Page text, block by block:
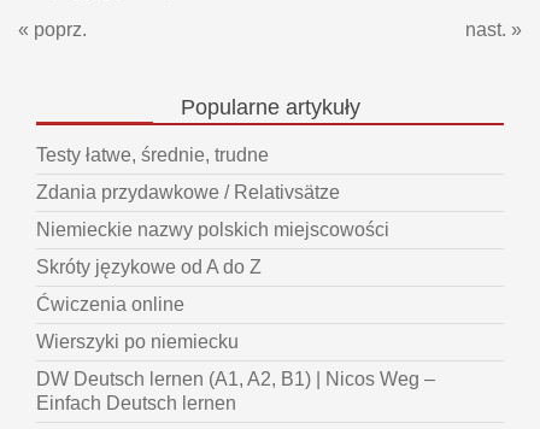
« poprz. nast. »
Popularneartykuły
Testy łatwe, średnie, trudne
Zdania przydawkowe / Relativsätze
Niemieckie nazwy polskich miejscowości
Skróty językowe od A do Z
Ćwiczenia online
Wierszyki po niemiecku
DW Deutsch lernen (A1, A2, B1) | Nicos Weg –
Einfach Deutsch lernen